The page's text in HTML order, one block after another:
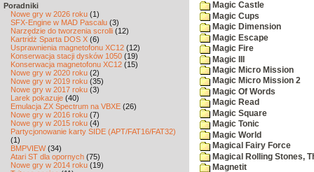
Poradniki
Nowe gry w 2026 roku (1)
SFX-Engine w MAD Pascalu (3)
Narzędzie do tworzenia scrolli (12)
Kartridż Sparta DOS X (6)
Usprawnienia magnetofonu XC12 (12)
Konserwacja stacji dysków 1050 (19)
Konserwacja magnetofonu XC12 (15)
Nowe gry w 2020 roku (2)
Nowe gry w 2019 roku (35)
Nowe gry w 2017 roku (3)
Larek pokazuje (40)
Emulacja ZX Spectrum na VBXE (26)
Nowe gry w 2016 roku (7)
Nowe gry w 2015 roku (4)
Partycjonowanie karty SIDE (APT/FAT16/FAT32)
(1)
BMPVIEW(34)
Atari ST dla opornych (75)
Nowe gry w 2014 roku (19)
Magic Castle
Magic Cups
Magic Dimension
Magic Escape
Magic Fire
Magic III
Magic Micro Mission
Magic Micro Mission 2
Magic Of Words
Magic Read
Magic Square
Magic Tonic
Magic World
Magical Fairy Force
Magical Rolling Stones,
Magnetit